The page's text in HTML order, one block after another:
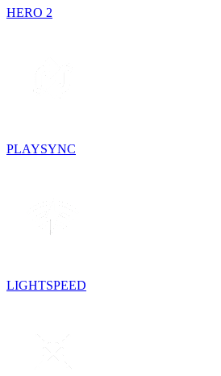
HERO 2
PLAYSYNC
LIGHTSPEED